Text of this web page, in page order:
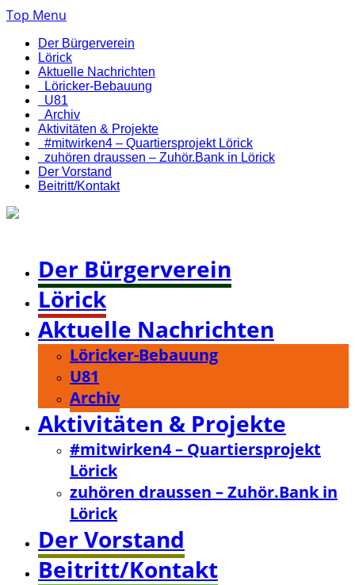
Top Menu
Der Bürgerverein
Lörick
Aktuelle Nachrichten
Löricker-Bebauung
U81
Archiv
Aktivitäten & Projekte
#mitwirken4 – Quartiersprojekt Lörick
zuhören draussen – Zuhör.Bank in Lörick
Der Vorstand
Beitritt/Kontakt
Der Bürgerverein
Lörick
Aktuelle Nachrichten
Löricker-Bebauung
U81
Archiv
Aktivitäten & Projekte
#mitwirken4 – Quartiersprojekt
Lörick
zuhören draussen – Zuhör.Bank in
Lörick
Der Vorstand
Beitritt/Kontakt